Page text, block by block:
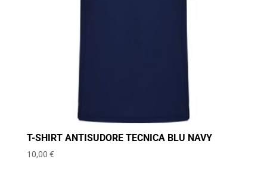
T-SHIRT ANTISUDORE TECNICA BLU NAVY
10,00 €